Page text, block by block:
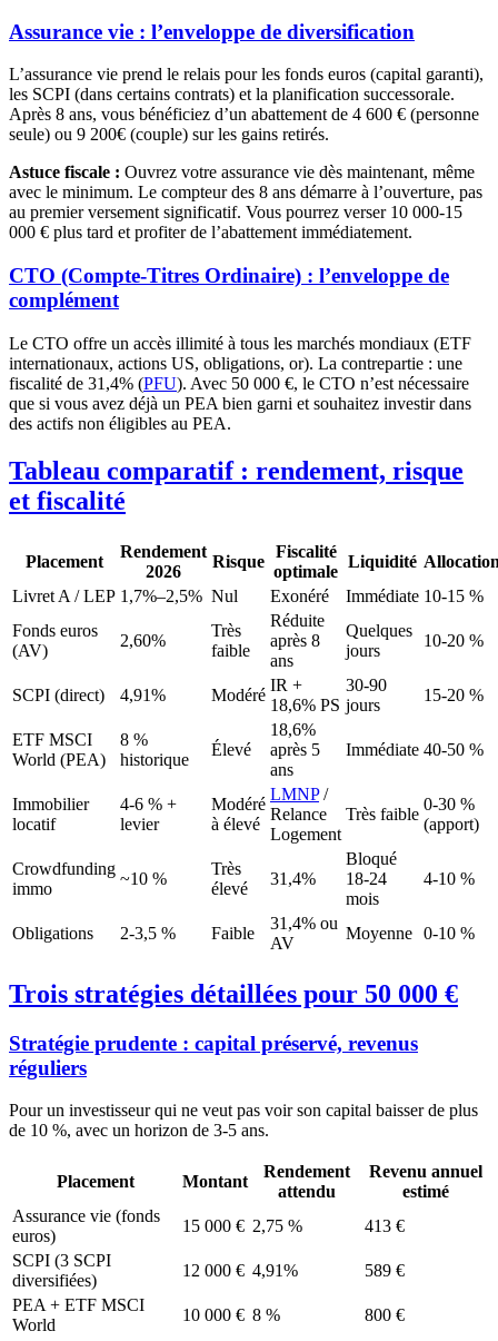
Assurance vie : l’enveloppe de diversification
L’assurance vie prend le relais pour les fonds euros (capital garanti),
les SCPI (dans certains contrats) et la planification successorale.
Après 8 ans, vous bénéficiez d’un abattement de 4 600 € (personne
seule) ou 9 200€ (couple) sur les gains retirés.
Astuce fiscale : Ouvrez votre assurance vie dès maintenant, même
avec le minimum. Le compteur des 8 ans démarre à l’ouverture, pas
au premier versement significatif. Vous pourrez verser 10 000-15
000 € plus tard et profiter de l’abattement immédiatement.
CTO (Compte-Titres Ordinaire) : l’enveloppe de
complément
Le CTO offre un accès illimité à tous les marchés mondiaux (ETF
internationaux, actions US, obligations, or). La contrepartie : une
fiscalité de 31,4% (PFU). Avec 50 000 €, le CTO n’est nécessaire
que si vous avez déjà un PEA bien garni et souhaitez investir dans
des actifs non éligibles au PEA.
Tableau comparatif : rendement, risque
et fiscalité
Placement
Rendement
2026
Risque
Fiscalité
optimale
Liquidité
Livret A / LEP 1,7%–2,5% Nul Exonéré Immédiate 10-15 %
Fonds euros
(AV)
2,60%
Très
faible
Réduite
après 8
ans
Quelques
jours
10-20 %
SCPI (direct) 4,91% Modéré
IR +
18,6% PS
30-90
jours
15-20 %
ETF MSCI
World (PEA)
8 %
historique
Élevé
18,6%
après 5
ans
Immédiate 40-50 %
Immobilier
locatif
4-6 % +
levier
Modéré
à élevé
LMNP/
Relance
Logement
Très faible
0-30 %
(apport)
Crowdfunding
immo
~10 %
Très
élevé
31,4%
Bloqué
18-24
mois
4-10 %
Obligations 2-3,5 % Faible
31,4% ou
AV
Moyenne 0-10 %
Trois stratégies détaillées pour 50 000 €
Stratégie prudente : capital préservé, revenus
réguliers
Pour un investisseur qui ne veut pas voir son capital baisser de plus
de 10 %, avec un horizon de 3-5 ans.
Placement Montant
Rendement
attendu
Revenu annuel
estimé
Assurance vie (fonds
euros)
15 000 € 2,75 %
413 €
SCPI (3 SCPI
diversifiées)
12 000 € 4,91%
589 €
PEA + ETF MSCI
World
10 000 € 8 %
800 €